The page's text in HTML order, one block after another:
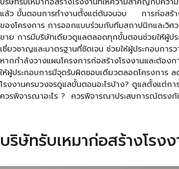
แล้ว ขั้นตอนการทำงานตั้งแต่ต้นจนจบ การก่อสร้างโ
ของโครงการ การออกแบบร่วมกับทีมสถาปนิกและวิ
ขาย การมีบริษัทเดียวดูแลตลอดทุกขั้นตอนช่วยให้ผู้ป
เชี่ยวชาญและมาตรฐานที่ชัดเจน ช่วยให้ผู้ประกอบกา
หากกำลังวางแผนโครงการก่อสร้างโรงงานและต้อ
ให้ผู้ประกอบการมีจุดรับผิดชอบเดียวตลอดโครงการ
โรงงานครบวงจรดูแลขั้นตอนอะไรบ้าง? ดูแลตั้งแต่ก
ควรพิจารณาอะไร ? ควรพิจารณาประสบการณ์ตรงกั
บริษัทรับเหมาก่อสร้างโร